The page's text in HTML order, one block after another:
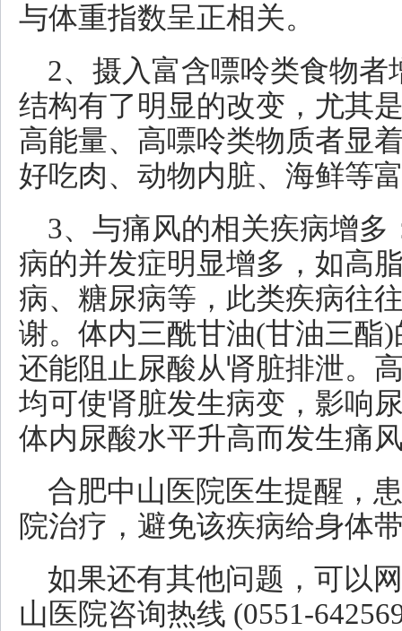
与体重指数呈正相关。
2、摄入富含嘌呤类食物
结构有了明显的改变，尤其
高能量、高嘌呤类物质者显
好吃肉、动物内脏、海鲜等
3、与痛风的相关疾病增
病的并发症明显增多，如高
病、糖尿病等，此类疾病往
谢。体内三酰甘油(甘油三酯
还能阻止尿酸从肾脏排泄。
均可使肾脏发生病变，影响
体内尿酸水平升高而发生痛
合肥中山医院医生提醒，
院治疗，避免该疾病给身体
如果还有其他问题，可以
山医院咨询热线 (0551-